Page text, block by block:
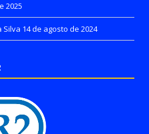
2025
Silva 14 de agosto de 2024